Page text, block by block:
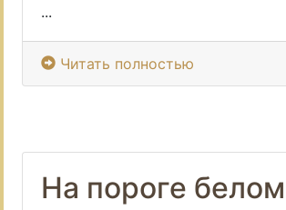
...
Читать полностью
На пороге